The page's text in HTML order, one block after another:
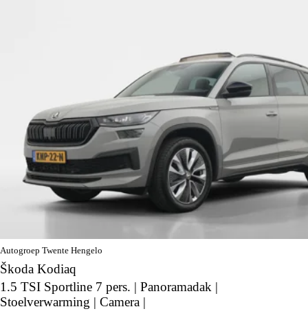
Autogroep Twente Hengelo
Škoda Kodiaq
1.5 TSI Sportline 7 pers. | Panoramadak |
Stoelverwarming | Camera |